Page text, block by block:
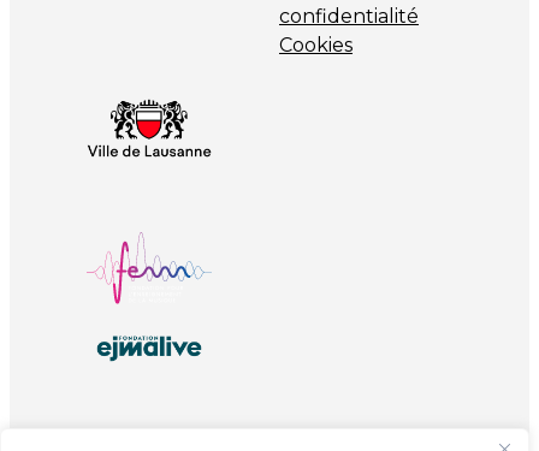
confidentialité
Cookies